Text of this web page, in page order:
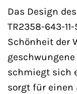
Das Design
TR2358-643-
Schönheit der
schmiegt sich
sorgt für einen